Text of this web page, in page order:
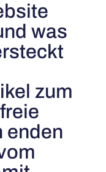
was
zum
enden